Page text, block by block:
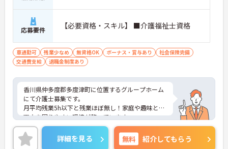
応募要件 【必要資格・スキル】 ■介護福祉士資格
車通勤可 残業少なめ 無資格OK ボーナス・賞与あり
社会保険完備
交通費支給
退職金制度あり
香川県仲多度郡多度津町に位置するグループホーム
にて介護士募集です。
月平均残業5h以下と残業ほぼ無し！家庭や趣味との
両立を図りやすい環境が整っています。
ご興味のある方には、面接対策ポイントなど、さら
に詳細をお話いたしますので、お気軽にご相談くだ
さい。
詳細を見る 無料 紹介してもらう